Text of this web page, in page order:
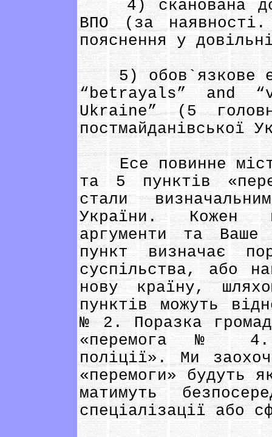
4) сканована
ВПО (за
пояснення у
5) обов`язкове
“betrayals” and
Ukraine” (5
постмайданівської
Есе повинне
та 5 пунктів
стали
України. Кожен
аргументи та
пункт визначає
суспільства, або
нову країну,
пунктів можуть
№ 2. Поразка
«перемога № 4.
поліції». Ми
«перемоги» будуть
матимуть
спеціалізації або